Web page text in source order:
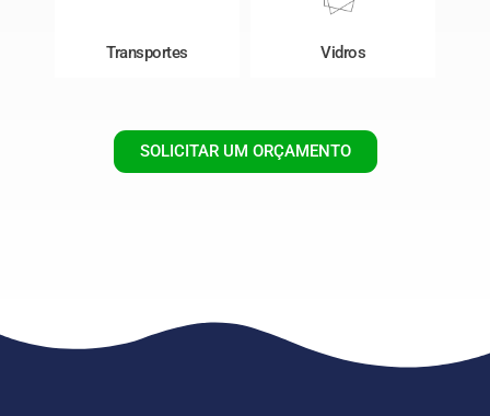
Transportes Vidros
SOLICITAR UM ORÇAMENTO